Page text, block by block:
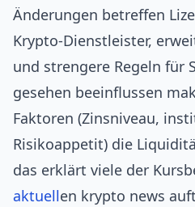
Änderungen betreffen
Krypto‑Dienstleister,
und strengere Regeln für
gesehen beeinflussen
Faktoren (Zinsniveau,
Risikoappetit) die
das erklärt viele der
aktuellen krypto news